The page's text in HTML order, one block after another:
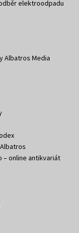
elektroodpadu
Albatros Media
– online antikvariát